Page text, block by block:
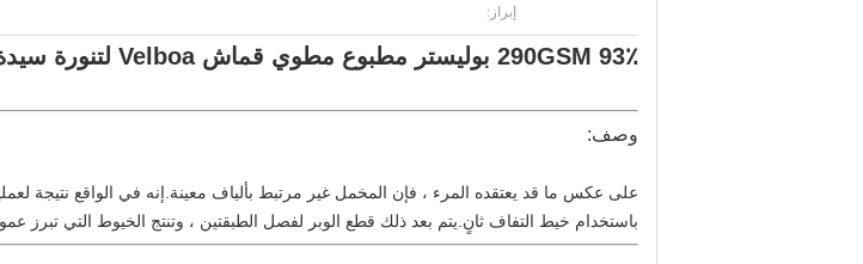
إبراز:
290GSM 93٪ بوليستر مطبوع مطوي قماش Velboa لتنورة سيدة - أرجواني متدرج
وصف:
على عكس ما قد يعتقده المرء ، فإن المخمل غير مرتبط بألياف معينة.إنه في الواقع نتيجة
باستخدام خيط التفاف ثانٍ.يتم بعد ذلك قطع الوبر لفصل الطبقتين ، وتنتج الخيوط التي تبرز